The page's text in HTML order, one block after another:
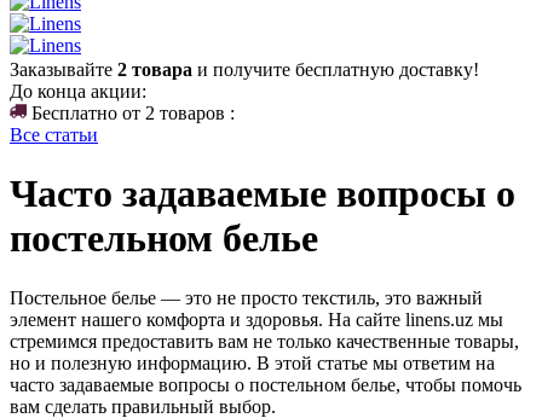
Заказывайте 2 товара и получите бесплатную доставку!
До конца акции:
Бесплатно от 2 товаров :
Все статьи
Часто задаваемые вопросы о
постельном белье
Постельное белье — это не просто текстиль, это важный
элемент нашего комфорта и здоровья. На сайте linens.uz мы
стремимся предоставить вам не только качественные товары,
но и полезную информацию. В этой статье мы ответим на
часто задаваемые вопросы о постельном белье, чтобы помочь
вам сделать правильный выбор.